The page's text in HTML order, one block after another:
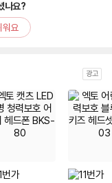
나요?
워요
광고